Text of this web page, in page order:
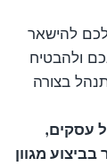
לכם להישאר
ולהבטיח
בצורה
עסקים,
בביצוע מגוון